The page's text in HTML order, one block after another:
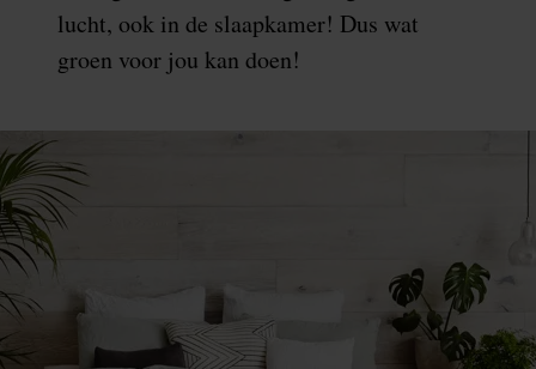
lucht, ook in de slaapkamer! Dus wat
groen voor jou kan doen!